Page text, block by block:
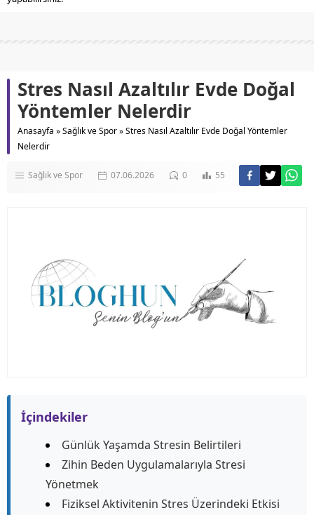
Stres Nasıl Azaltılır Evde Doğal
Yöntemler Nelerdir
Anasayfa »Sağlık ve Spor»Stres Nasıl Azaltılır Evde Doğal Yöntemler
Nelerdir
Sağlık ve Spor 07.06.2026 0 55
İçindekiler
Günlük Yaşamda Stresin Belirtileri
Zihin Beden Uygulamalarıyla Stresi
Yönetmek
Fiziksel Aktivitenin Stres Üzerindeki Etkisi